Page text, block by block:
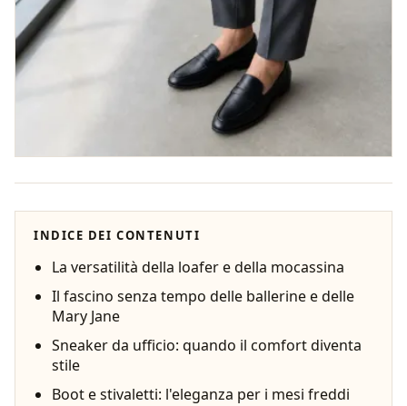
INDICE DEI CONTENUTI
La versatilità della loafer e della mocassina
Il fascino senza tempo delle ballerine e delle
Mary Jane
Sneaker da ufficio: quando il comfort diventa
stile
Boot e stivaletti: l'eleganza per i mesi freddi